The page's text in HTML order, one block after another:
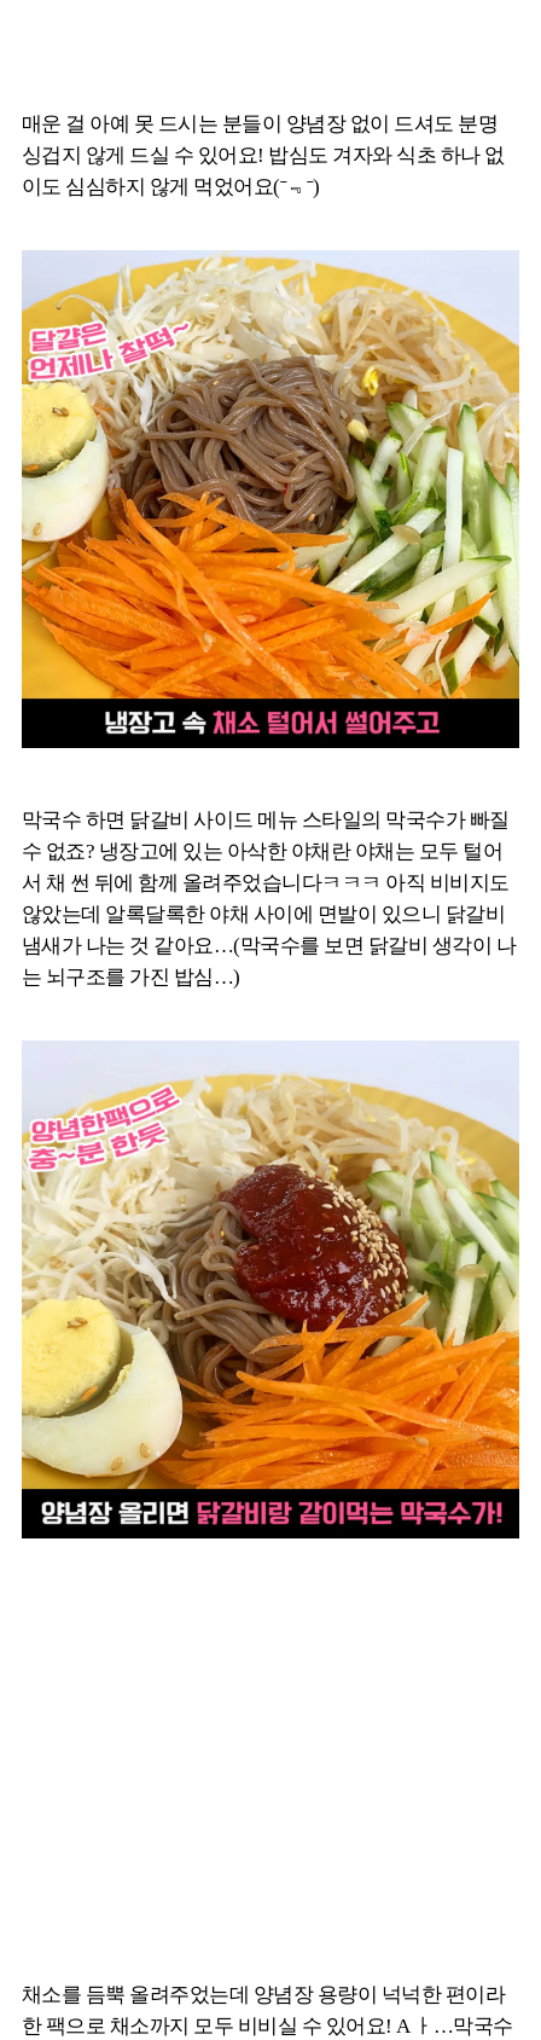
매운 걸 아예 못 드시는 분들이 양념장 없이 드셔도 분명
싱겁지 않게 드실 수 있어요! 밥심도 겨자와 식초 하나 없
이도 심심하지 않게 먹었어요(ˉ﹃ˉ)
막국수 하면 닭갈비 사이드 메뉴 스타일의 막국수가 빠질
수 없죠? 냉장고에 있는 아삭한 야채란 야채는 모두 털어
서 채 썬 뒤에 함께 올려주었습니다ㅋㅋㅋ 아직 비비지도
않았는데 알록달록한 야채 사이에 면발이 있으니 닭갈비
냄새가 나는 것 같아요…(막국수를 보면 닭갈비 생각이 나
는 뇌구조를 가진 밥심…)
채소를 듬뿍 올려주었는데 양념장 용량이 넉넉한 편이라
한 팩으로 채소까지 모두 비비실 수 있어요! A ㅏ…막국수